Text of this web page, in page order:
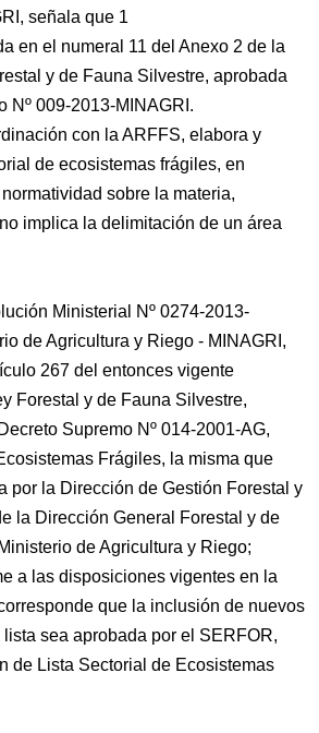
señala que 1
en el numeral 11 del Anexo 2 de la
y de Fauna Silvestre, aprobada
Nº 009-2013-MINAGRI.
con la ARFFS, elabora y
de ecosistemas frágiles, en
sobre la materia,
implica la delimitación de un área
Ministerial Nº 0274-2013-
de Agricultura y Riego - MINAGRI,
267 del entonces vigente
Forestal y de Fauna Silvestre,
Supremo Nº 014-2001-AG,
Frágiles, la misma que
por la Dirección de Gestión Forestal y
la Dirección General Forestal y de
de Agricultura y Riego;
a las disposiciones vigentes en la
que la inclusión de nuevos
sea aprobada por el SERFOR,
de Lista Sectorial de Ecosistemas